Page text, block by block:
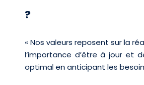
?
« Nos valeurs reposent sur la
l’importance d’être à jour et
optimal en anticipant les